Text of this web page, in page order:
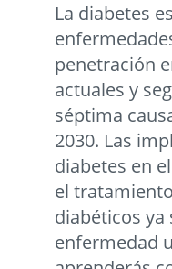
La diabetes
penetración
actuales y
séptima
2030. Las
diabetes en
el
diabéticos ya
enfermedad